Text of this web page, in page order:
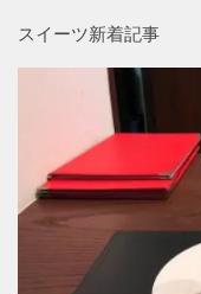
スイーツ新着記事